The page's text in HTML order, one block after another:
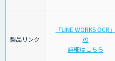
製品リンク
「LINE WORKS OCR」
の
詳細はこちら